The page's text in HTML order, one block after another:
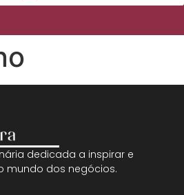
dedicada a inspirar e
mundo dos negócios.